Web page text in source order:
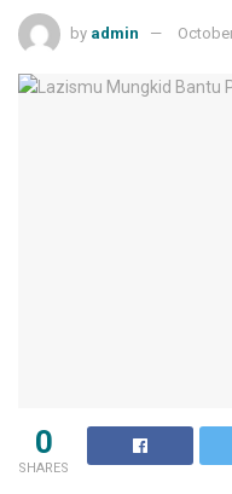
by admin
0
SHARES